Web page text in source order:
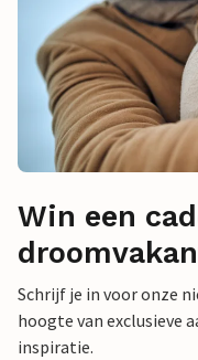
Win een
Schrijf je in voor onze
hoogte van exclusieve
inspiratie.